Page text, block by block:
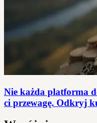
Nie każda platforma
ci przewagę. Odkryj